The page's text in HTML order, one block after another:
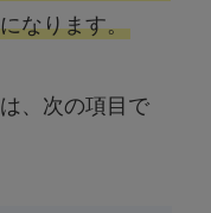
なります。
、次の項目で